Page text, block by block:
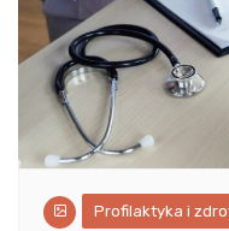
Profilaktyka i